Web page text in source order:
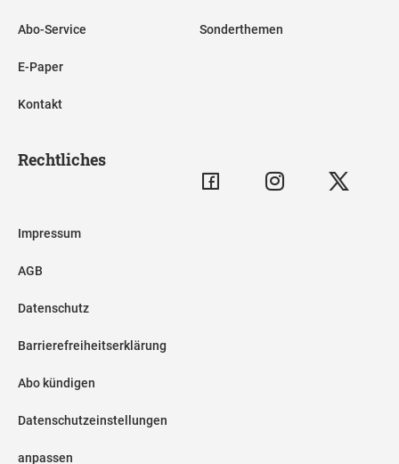
Abo-Service
E-Paper
Kontakt
Sonderthemen
Rechtliches
Impressum
AGB
Datenschutz
Barrierefreiheitserklärung
Abo kündigen
Datenschutzeinstellungen
anpassen